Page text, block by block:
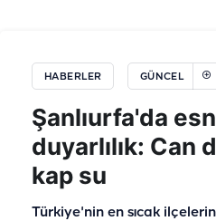
HABERLER GÜNCEL
Şanlıurfa'da
duyarlılık: Can
kap su
Türkiye'nin en sıcak